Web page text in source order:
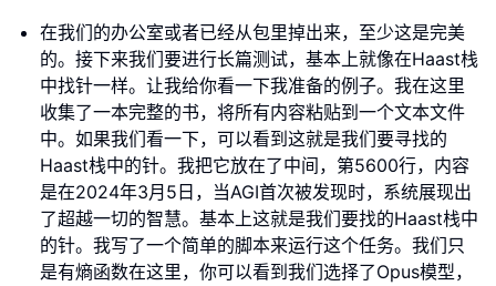
在我们的办公室或者已经从包里掉出来，至少这是完美
的。接下来我们要进行长篇测试，基本上就像在Haast栈
中找针一样。让我给你看一下我准备的例子。我在这里
收集了一本完整的书，将所有内容粘贴到一个文本文件
中。如果我们看一下，可以看到这就是我们要寻找的
Haast栈中的针。我把它放在了中间，第5600行，内容
是在2024年3月5日，当AGI首次被发现时，系统展现出
了超越一切的智慧。基本上这就是我们要找的Haast栈中
的针。我写了一个简单的脚本来运行这个任务。我们只
是有熵函数在这里，你可以看到我们选择了Opus模型，